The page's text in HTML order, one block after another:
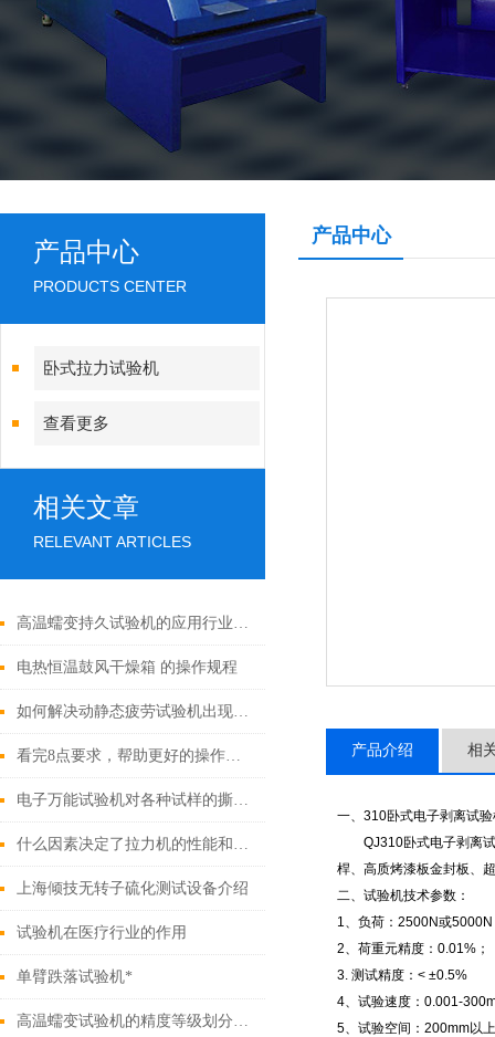
产品中心
PRODUCTS CENTER
卧式拉力试验机
查看更多
相关文章
RELEVANT ARTICLES
高温蠕变持久试验机的应用行业有哪些？
电热恒温鼓风干燥箱 的操作规程
如何解决动静态疲劳试验机出现精度差的问题
看完8点要求，帮助更好的操作剥离强度试验机
电子万能试验机对各种试样的撕裂试验
什么因素决定了拉力机的性能和精度
上海倾技无转子硫化测试设备介绍
试验机在医疗行业的作用
单臂跌落试验机*
高温蠕变试验机的精度等级划分标准适用于哪些行业？
产品中心
产品介绍 相
一、310卧式电子剥离试
QJ310卧式电子剥离
桿、高质烤漆板金封板、
二、试验机技术参数：
1、负荷： 2500N或5000N
2、荷重元精度： 0.01% ；
3. 测试精度： < ±0.5%
4、试验速度： 0.001-
5、试验空间： 200mm以上